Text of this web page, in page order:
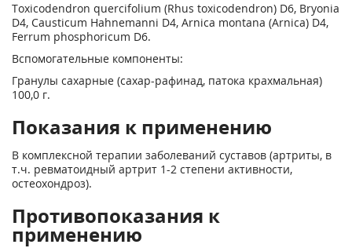
Toxicodendron quercifolium (Rhus toxicodendron) D6, Bryonia
D4, Causticum Hahnemanni D4, Arnica montana (Arnica) D4,
Ferrum phosphoricum D6.
Вспомогательные компоненты:
Гранулы сахарные (сахар-рафинад, патока крахмальная)
100,0 г.
Показания к применению
В комплексной терапии заболеваний суставов (артриты, в
т.ч. ревматоидный артрит 1-2 степени активности,
остеохондроз).
Противопоказания к
применению